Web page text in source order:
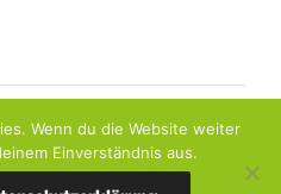
präsentiert von WordPress
Wenn du die Website weiter
Einverständnis aus.